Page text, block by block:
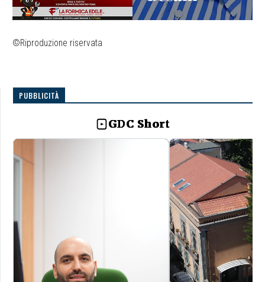
©Riproduzione riservata
PUBBLICITÀ
GDC Short